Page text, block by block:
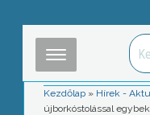
Kezdőlap » Hírek -
újborkóstolással